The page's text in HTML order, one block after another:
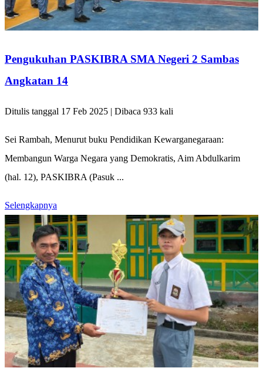
Pengukuhan PASKIBRA SMA Negeri 2 Sambas
Angkatan 14
Ditulis tanggal 17 Feb 2025 | Dibaca 933 kali
Sei Rambah, Menurut buku Pendidikan Kewarganegaraan:
Membangun Warga Negara yang Demokratis, Aim Abdulkarim
(hal. 12), PASKIBRA (Pasuk ...
Selengkapnya